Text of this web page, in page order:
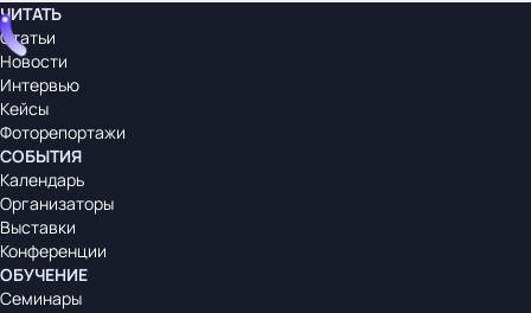
ЧИТАТЬ
Статьи
Новости
Интервью
Кейсы
Фоторепортажи
СОБЫТИЯ
Календарь
Организаторы
Выставки
Конференции
ОБУЧЕНИЕ
Семинары